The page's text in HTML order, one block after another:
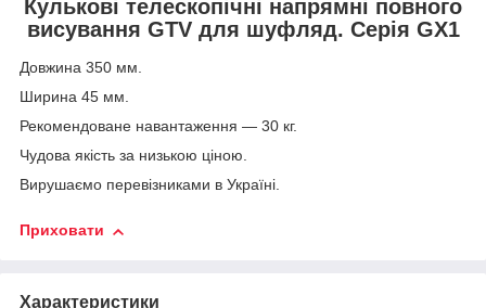
Кулькові телескопічні напрямні повного
висування GTV для шуфляд. Серія GX1
Довжина 350 мм.
Ширина 45 мм.
Рекомендоване навантаження — 30 кг.
Чудова якість за низькою ціною.
Вирушаємо перевізниками в Україні.
Приховати
Характеристики